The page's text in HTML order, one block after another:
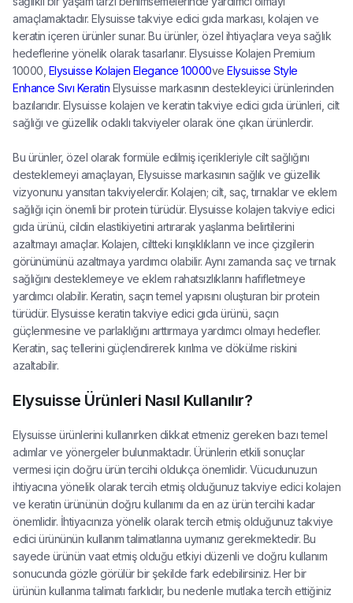
amaçlamaktadır. Elysuisse takviye edici gıda markası, kolajen ve
keratin içeren ürünler sunar. Bu ürünler, özel ihtiyaçlara veya sağlık
hedeflerine yönelik olarak tasarlanır. Elysuisse Kolajen Premium
10000, Elysuisse Kolajen Elegance 10000ve Elysuisse Style
Enhance Sıvı Keratin Elysuisse markasının destekleyici ürünlerinden
bazılarıdır. Elysuisse kolajen ve keratin takviye edici gıda ürünleri, cilt
sağlığı ve güzellik odaklı takviyeler olarak öne çıkan ürünlerdir.
Bu ürünler, özel olarak formüle edilmiş içerikleriyle cilt sağlığını
desteklemeyi amaçlayan, Elysuisse markasının sağlık ve güzellik
vizyonunu yansıtan takviyelerdir. Kolajen; cilt, saç, tırnaklar ve eklem
sağlığı için önemli bir protein türüdür. Elysuisse kolajen takviye edici
gıda ürünü, cildin elastikiyetini artırarak yaşlanma belirtilerini
azaltmayı amaçlar. Kolajen, ciltteki kırışıklıkların ve ince çizgilerin
görünümünü azaltmaya yardımcı olabilir. Aynı zamanda saç ve tırnak
sağlığını desteklemeye ve eklem rahatsızlıklarını hafifletmeye
yardımcı olabilir. Keratin, saçın temel yapısını oluşturan bir protein
türüdür. Elysuisse keratin takviye edici gıda ürünü, saçın
güçlenmesine ve parlaklığını arttırmaya yardımcı olmayı hedefler.
Keratin, saç tellerini güçlendirerek kırılma ve dökülme riskini
azaltabilir.
Elysuisse Ürünleri Nasıl Kullanılır?
Elysuisse ürünlerini kullanırken dikkat etmeniz gereken bazı temel
adımlar ve yönergeler bulunmaktadır. Ürünlerin etkili sonuçlar
vermesi için doğru ürün tercihi oldukça önemlidir. Vücudunuzun
ihtiyacına yönelik olarak tercih etmiş olduğunuz takviye edici kolajen
ve keratin ürününün doğru kullanımı da en az ürün tercihi kadar
önemlidir. İhtiyacınıza yönelik olarak tercih etmiş olduğunuz takviye
edici ürününün kullanım talimatlarına uymanız gerekmektedir. Bu
sayede ürünün vaat etmiş olduğu etkiyi düzenli ve doğru kullanım
sonucunda gözle görülür bir şekilde fark edebilirsiniz. Her bir
ürünün kullanma talimatı farklıdır, bu nedenle mutlaka tercih ettiğiniz